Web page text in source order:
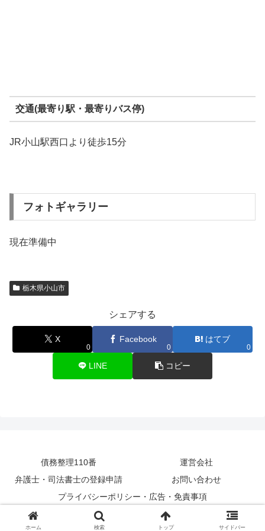
交通(最寄り駅・最寄りバス停)
JR小山駅西口より徒歩15分
フォトギャラリー
現在準備中
栃木県小山市
シェアする
X
0
Facebook
0
はてブ
0
LINE コピー
債務整理110番
運営会社
弁護士・司法書士の登録申請
お問い合わせ
プライバシーポリシー・広告・免責事項
Copyright © 2009-2026 債務整理110番 All Rights Reserved.
ホーム 検索 トップ サイドバー